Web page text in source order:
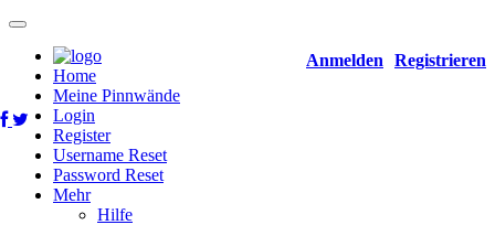
Registrieren
Anmelden
Home
Meine Pinnwände
Login
Register
Username Reset
Password Reset
Mehr
Hilfe